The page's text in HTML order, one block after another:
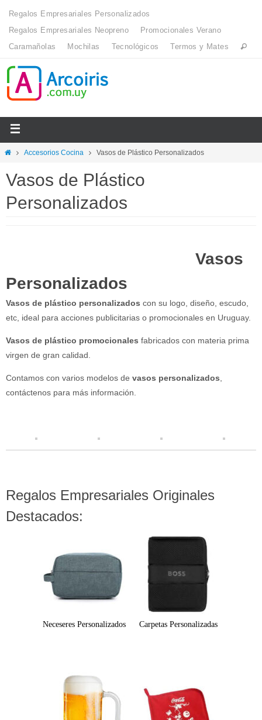
Regalos Empresariales Personalizados
Regalos Empresariales Neopreno
Promocionales Verano
Caramañolas
Mochilas Tecnológicos Termos y Mates
Accesorios Cocina Vasos de Plástico Personalizados
Vasos de Plástico
Personalizados
Vasos
Personalizados
Vasos de plástico personalizados con su logo, diseño, escudo,
etc, ideal para acciones publicitarias o promocionales en Uruguay.
Vasos de plástico promocionales fabricados con materia prima
virgen de gran calidad.
Contamos con varios modelos de vasos personalizados
contáctenos para más información.
Regalos Empresariales Originales
Destacados:
Neceseres Personalizados Carpetas Personalizadas